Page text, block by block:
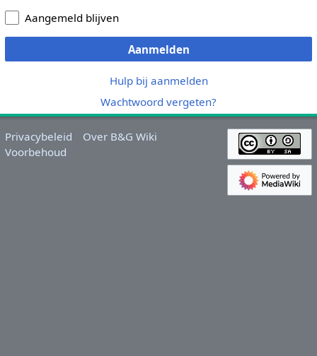
Aangemeld blijven
Aanmelden
Hulp bij aanmelden
Wachtwoord vergeten?
Privacybeleid
Over B&G Wiki
Voorbehoud